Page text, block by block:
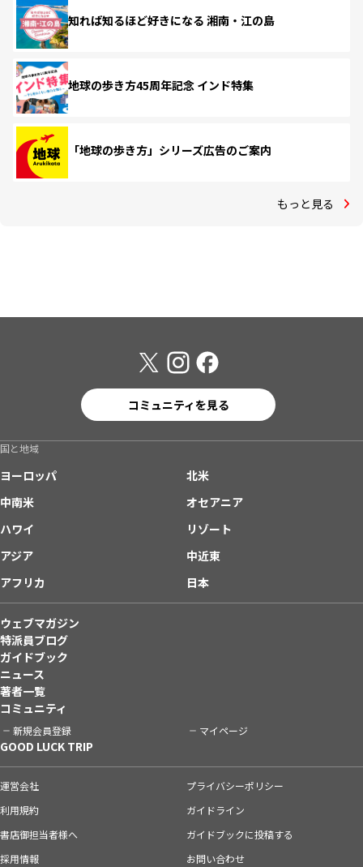
知れば知るほど好きになる 湘南・江の島
地球の歩き方45周年記念 インド特集
「地球の歩き方」シリーズ広告のご案内
もっと見る
コミュニティを見る
国と地域
ヨーロッパ
北米
中南米
オセアニア
ハワイ
リゾート
アジア
中近東
アフリカ
日本
ウェブマガジン
特派員ブログ
ガイドブック
ニュース
著者一覧
コミュニティ
新規会員登録 マイページ
GOOD LUCK TRIP
運営会社
プライバシーポリシー
利用規約
ガイドライン
書店御担当者様へ
ガイドブックに投稿する
採用情報
お問い合わせ